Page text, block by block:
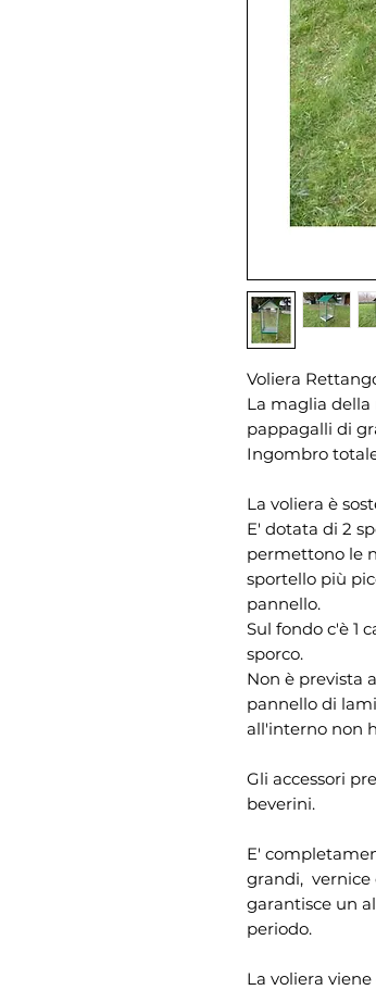
Voliera
La maglia della
pappagalli di
Ingombro
La voliera è
E' dotata di 2
permettono le
sportello più
pannello.
Sul fondo c'è 1
sporco.
Non è prevista
pannello di
all'interno non
Gli accessori
beverini.
E'
grandi, vernice
garantisce un
periodo.
La voliera